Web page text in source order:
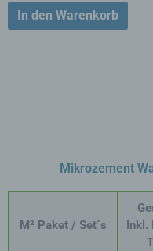
In den Warenkorb
Mikrozement
M² Paket / Set´s